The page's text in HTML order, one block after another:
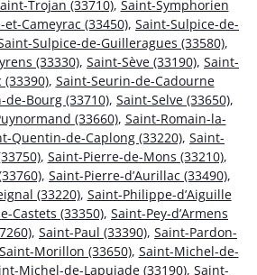
Trojan (33710), Saint-Symphorien
Cameyrac (33450), Saint-Sulpice-de-
Sulpice-de-Guilleragues (33580),
(33330), Saint-Sève (33190), Saint-
, Saint-Seurin-de-Cadourne
de-Bourg (33710), Saint-Selve (33650),
(33660), Saint-Romain-la-
Quentin-de-Caplong (33220), Saint-
, Saint-Pierre-de-Mons (33210),
, Saint-Pierre-d’Aurillac (33490),
(33220), Saint-Philippe-d’Aiguille
Castets (33350), Saint-Pey-d’Armens
, Saint-Paul (33390), Saint-Pardon-
Saint-Morillon (33650), Saint-Michel-de-
Michel-de-Lapujade (33190), Saint-